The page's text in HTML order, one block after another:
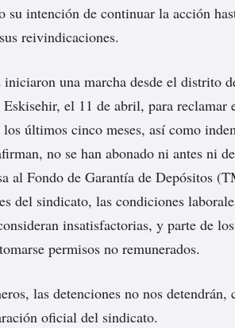
su intención de continuar la acción
reivindicaciones.
iniciaron una marcha desde el distrito
el 11 de abril, para reclamar
los últimos cinco meses, así como
no se han abonado ni antes ni
al Fondo de Garantía de Depósitos
del sindicato, las condiciones
insatisfactorias, y parte de
permisos no remunerados.
las detenciones no nos
oficial del sindicato.